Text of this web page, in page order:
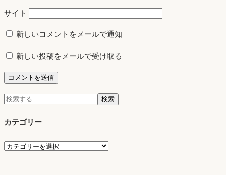
サイト
新しいコメントをメールで通知
新しい投稿をメールで受け取る
検
検索
カテゴリー
カ